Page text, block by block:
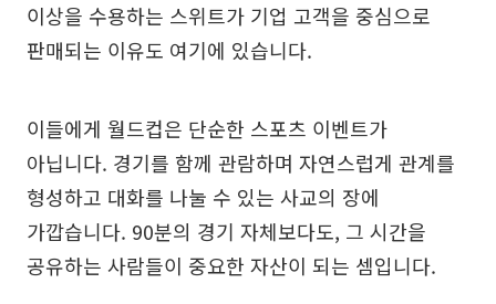
이상을 수용하는 스위트가 기업 고객을 중심으로
판매되는 이유도 여기에 있습니다.
이들에게 월드컵은 단순한 스포츠 이벤트가
아닙니다. 경기를 함께 관람하며 자연스럽게 관계를
형성하고 대화를 나눌 수 있는 사교의 장에
가깝습니다. 90분의 경기 자체보다도, 그 시간을
공유하는 사람들이 중요한 자산이 되는 셈입니다.